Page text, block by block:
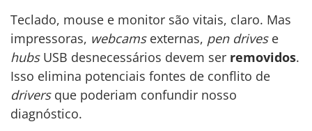
Teclado, mouse e monitor são vitais, claro. Mas
impressoras, webcamsexternas, pen drivese
hubsUSB desnecessários devem ser removidos.
Isso elimina potenciais fontes de conflito de
driversque poderiam confundir nosso
diagnóstico.